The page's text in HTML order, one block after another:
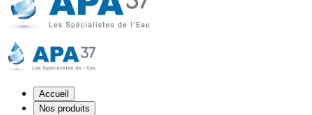
Accueil
Nos produits